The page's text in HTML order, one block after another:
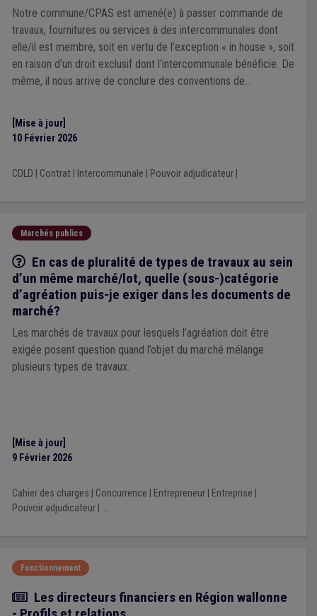
Notre commune/CPAS est amené(e) à passer commande de
travaux, fournitures ou services à des intercommunales dont
elle/il est membre, soit en vertu de l’exception « in house », soit
en raison d’un droit exclusif dont l’intercommunale bénéficie. De
même, il nous arrive de conclure des conventions de
également fréquent pour la commune/le CPAS de passer
commande de services exclus du champ d’application de la
compétent pour prendre ces décisions ?
[Mise à jour]
10 Février 2026
CDLD Contrat| Intercommunale Pouvoir adjudicateur|
Marchés publics
Q/R
En cas de pluralité de types de travaux au sein
d’un même marché/lot, quelle (sous-)catégorie
d’agréation puis-je exiger dans les documents de
marché?
Les marchés de travaux pour lesquels l’agréation doit être
exigée posent question quand l’objet du marché mélange
plusieurs types de travaux.
[Mise à jour]
9 Février 2026
Cahier des charges Concurrence Entrepreneur| Entreprise
Pouvoir adjudicateur| ...
Fonctionnement
Article
Les directeurs financiers en Région wallonne